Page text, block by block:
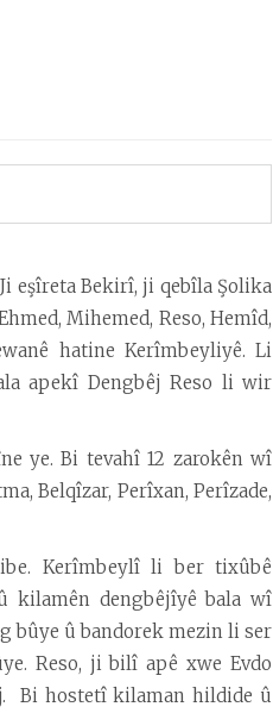
eşîreta Bekirî, ji qebîla Şolika
Mihemed, Reso, Hemîd,
hatine Kerîmbeyliyê. Li
apekî Dengbêj Reso li wir
ye. Bi tevahî 12 zarokên wî
Belqîzar, Perîxan, Perîzade,
Kerîmbeylî li ber tixûbê
kilamên dengbêjîyê bala wî
bûye û bandorek mezin li ser
Reso, ji bilî apê xwe Evdo
Bi hostetî kilaman hildide û